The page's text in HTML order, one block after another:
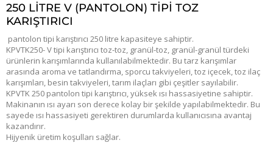
250 LITRE V (PANTOLON) TIPI TOZ
KARIŞTIRICI
pantolon tipi karıştırıcı 250 litre kapasiteye sahiptir.
KPVTK250- V tipi karıştırıcı toz-toz, granül-toz, granül-granül türdeki
ürünlerin karışımlarında kullanılabilmektedir. Bu tarz karışımlar
arasında aroma ve tatlandırma, sporcu takviyeleri, toz içecek, toz ilaç
karışımları, besin takviyeleri, tarım ilaçları gibi çeşitler sayılabilir.
KPVTK 250 pantolon tipi karıştırıcı, yüksek ısı hassasiyetine sahiptir.
Makinanın ısı ayarı son derece kolay bir şekilde yapılabilmektedir. Bu
sayede ısı hassasiyeti gerektiren durumlarda kullanıcısına avantaj
kazandırır.
Hijyenik üretim koşulları sağlar.